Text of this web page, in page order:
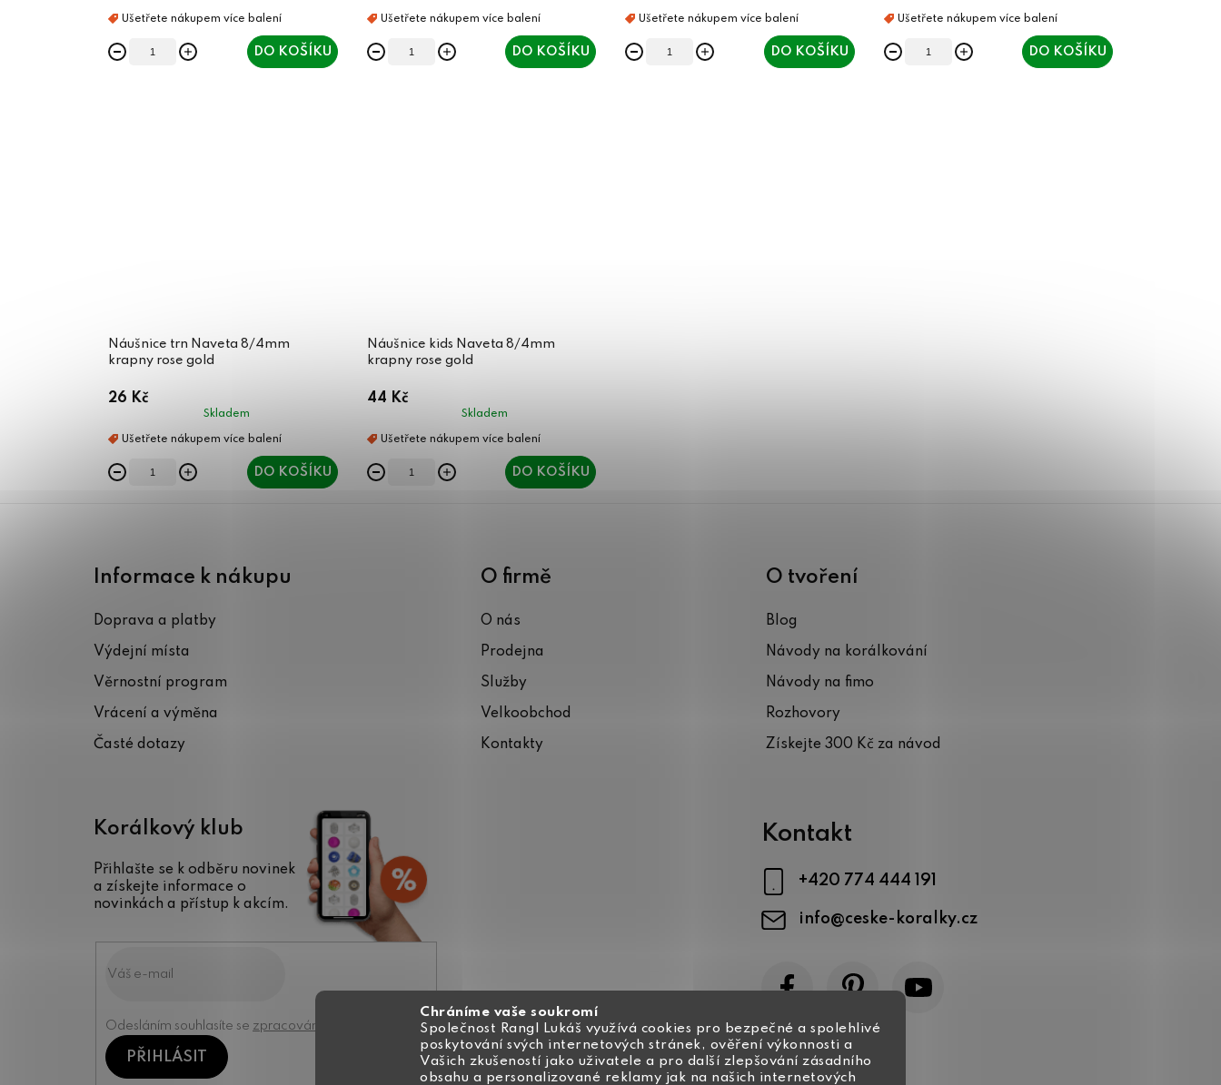
Chráníme vaše soukromí
Společnost Rangl Lukáš využívá cookies pro bezpečné a spolehlivé
poskytování svých internetových stránek, ověření výkonnosti a
Vašich zkušeností jako uživatele a pro další zlepšování zásadního
obsahu a personalizované reklamy jak na našich internetových
DO KOŠÍKU DO KOŠÍKU DO KOŠÍKU DO KOŠÍKU
Náušnice trn Naveta 8/4mm
krapny rose gold
26 Kč
Skladem
DO KOŠÍKU
Náušnice kids Naveta 8/4mm
krapny rose gold
44 Kč
Skladem
DO KOŠÍKU
Informace k nákupu
Doprava a platby
Výdejní místa
Věrnostní program
Vrácení a výměna
Časté dotazy
O firmě
O nás
Prodejna
Služby
Velkoobchod
Kontakty
O tvoření
Blog
Návody na korálkování
Návody na fimo
Rozhovory
Získejte 300 Kč za návod
Korálkový klub
Přihlašte se k odběru novinek
a získejte informace o
novinkách a přístup k akcím.
Odesláním souhlasíte se zpracováním osobních údajů
PŘIHLÁSIT
Kontakt
info@ceske-koralky.cz
+420 774 444 191